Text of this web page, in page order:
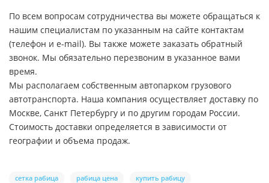
По всем вопросам сотрудничества вы можете обращаться к
нашим специалистам по указанным на сайте контактам
(телефон и e-mail). Вы также можете заказать обратный
звонок. Мы обязательно перезвоним в указанное вами
время.
Мы располагаем собственным автопарком грузового
автотранспорта. Наша компания осуществляет доставку по
Москве, Санкт Петербургу и по другим городам России.
Стоимость доставки определяется в зависимости от
географии и объема продаж.
сетка рабица рабица цена купить рабицу